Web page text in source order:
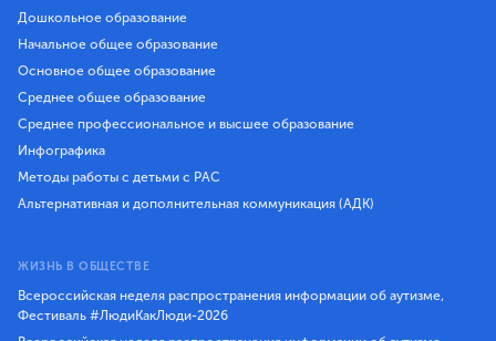
Дошкольное образование
Начальное общее образование
Основное общее образование
Среднее общее образование
Среднее профессиональное и высшее образование
Инфографика
Методы работы с детьми с РАС
Альтернативная и дополнительная коммуникация (АДК)
ЖИЗНЬ В ОБЩЕСТВЕ
Всероссийская неделя распространения информации об аутизме,
Фестиваль #ЛюдиКакЛюди-2026